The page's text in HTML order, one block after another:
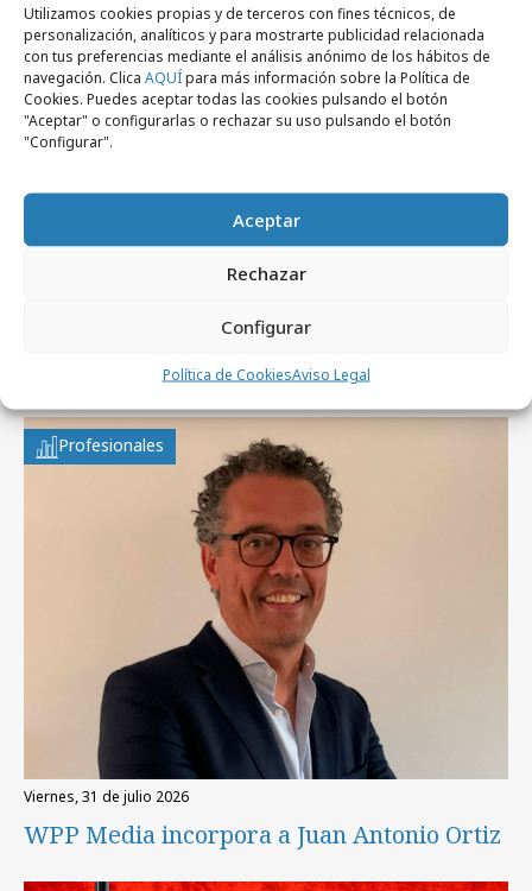
Utilizamos cookies propias y de terceros con fines técnicos, de
personalización, analíticos y para mostrarte publicidad relacionada
con tus preferencias mediante el análisis anónimo de los hábitos de
navegación. Clica AQUÍpara más información sobre la Política de
Cookies. Puedes aceptar todas las cookies pulsando el botón
"Aceptar" o configurarlas o rechazar su uso pulsando el botón
"Configurar".
Aceptar
Rechazar
Configurar
Política de CookiesAviso Legal
están redefiniendo el marketing y la
comunicación
Profesionales
viernes, 31 de julio 2026
WPP Media incorpora a Juan Antonio Ortiz